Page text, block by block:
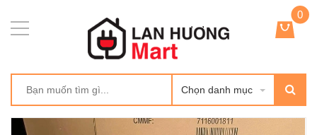
Chọn danh mục
0